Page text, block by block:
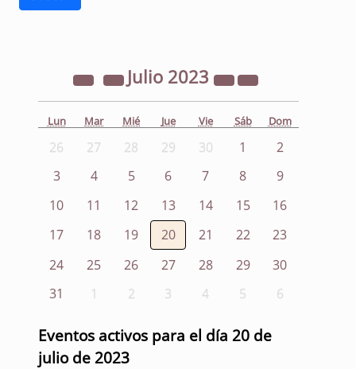
Julio 2023
Lun Mar Mié Jue Vie Sáb Dom
26 27 28 29 30 1
2
3
4 5 6 7 8
9
10
11 12 13 14 15
16
17
18 19 20 21 22
23
24
25 26 27 28 29
30
31
1 2 3 4 5 6
Eventos activos para el día 20 de
julio de 2023